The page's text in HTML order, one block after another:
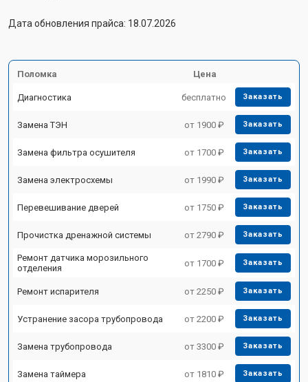
Дата обновления прайса: 18.07.2026
Поломка Цена
Диагностика бесплатно Заказать
Замена ТЭН от 1900 ₽ Заказать
Замена фильтра осушителя от 1700 ₽ Заказать
Замена электросхемы от 1990 ₽ Заказать
Перевешивание дверей от 1750 ₽ Заказать
Прочистка дренажной системы от 2790 ₽ Заказать
Ремонт датчика морозильного
отделения
от 1700 ₽ Заказать
Ремонт испарителя от 2250 ₽ Заказать
Устранение засора трубопровода от 2200 ₽ Заказать
Замена трубопровода от 3300 ₽ Заказать
Замена таймера от 1810 ₽ Заказать